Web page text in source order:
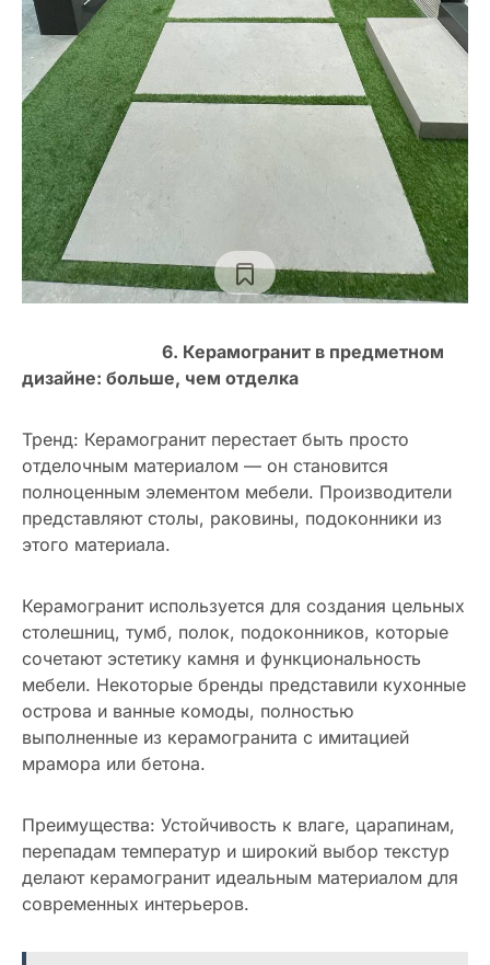
6. Керамогранит в предметном
дизайне: больше, чем отделка
Тренд: Керамогранит перестает быть просто
отделочным материалом — он становится
полноценным элементом мебели. Производители
представляют столы, раковины, подоконники из
этого материала.
Керамогранит используется для создания цельных
столешниц, тумб, полок, подоконников, которые
сочетают эстетику камня и функциональность
мебели. Некоторые бренды представили кухонные
острова и ванные комоды, полностью
выполненные из керамогранита с имитацией
мрамора или бетона.
Преимущества: Устойчивость к влаге, царапинам,
перепадам температур и широкий выбор текстур
делают керамогранит идеальным материалом для
современных интерьеров.